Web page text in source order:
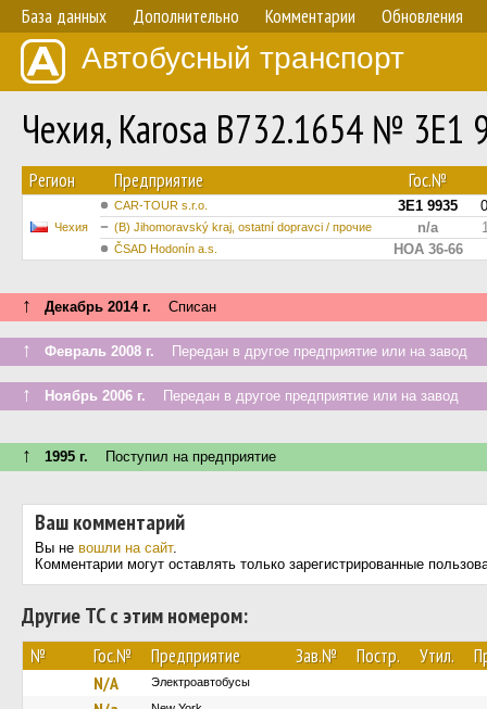
База данных Дополнительно Комментарии Обновления
Автобусный транспорт
Чехия, Karosa B732.1654 № 3E1
Регион Предприятие Гос.№
Чехия
CAR-TOUR s.r.o. 3E1 9935
(B) Jihomoravský kraj, ostatní dopravci / прочие n/a
ČSAD Hodonín a.s. HOA 36-66
↑ Декабрь 2014 г. Списан
↑ Февраль 2008 г. Передан в другое предприятие или на завод
↑ Ноябрь 2006 г. Передан в другое предприятие или на завод
↑ 1995 г. Поступил на предприятие
Ваш комментарий
Вы не вошли на сайт.
Комментарии могут оставлять только зарегистрированные
Другие ТС с этим номером:
№ Гос.№ Предприятие Зав.№ Постр. Утил.
N/A Электроавтобусы